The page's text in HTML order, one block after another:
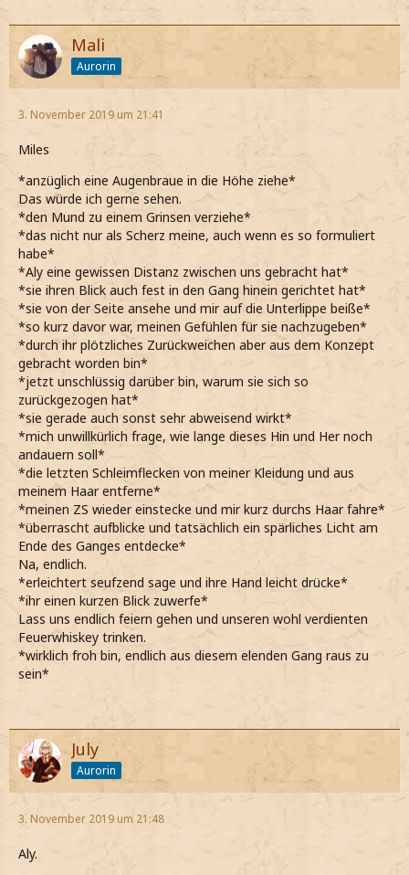
Mali
Aurorin
3. November 2019 um 21:41
Miles
*anzüglich eine Augenbraue in die Höhe ziehe*
Das würde ich gerne sehen.
*den Mund zu einem Grinsen verziehe*
*das nicht nur als Scherz meine, auch wenn es so formuliert
habe*
*Aly eine gewissen Distanz zwischen uns gebracht hat*
*sie ihren Blick auch fest in den Gang hinein gerichtet hat*
*sie von der Seite ansehe und mir auf die Unterlippe beiße*
*so kurz davor war, meinen Gefühlen für sie nachzugeben*
*durch ihr plötzliches Zurückweichen aber aus dem Konzept
gebracht worden bin*
*jetzt unschlüssig darüber bin, warum sie sich so
zurückgezogen hat*
*sie gerade auch sonst sehr abweisend wirkt*
*mich unwillkürlich frage, wie lange dieses Hin und Her noch
andauern soll*
*die letzten Schleimflecken von meiner Kleidung und aus
meinem Haar entferne*
*meinen ZS wieder einstecke und mir kurz durchs Haar fahre*
*überrascht aufblicke und tatsächlich ein spärliches Licht am
Ende des Ganges entdecke*
Na, endlich.
*erleichtert seufzend sage und ihre Hand leicht drücke*
*ihr einen kurzen Blick zuwerfe*
Lass uns endlich feiern gehen und unseren wohl verdienten
Feuerwhiskey trinken.
*wirklich froh bin, endlich aus diesem elenden Gang raus zu
sein*
July
Aurorin
3. November 2019 um 21:48
Aly.